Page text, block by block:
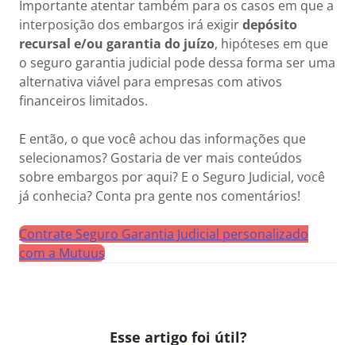
Importante atentar também para os casos em que a
interposição dos embargos irá exigirdepósito
recursal e/ou garantia do juízo, hipóteses em que
o seguro garantia judicial pode dessa forma ser uma
alternativa viável para empresas com ativos
financeiros limitados.
E então, o que você achou das informações que
selecionamos? Gostaria de ver mais conteúdos
sobre embargos por aqui? E o Seguro Judicial, você
já conhecia? Conta pra gente nos comentários!
Contrate Seguro Garantia Judicial personalizado
com a Mutuus
Esse artigo foi útil?